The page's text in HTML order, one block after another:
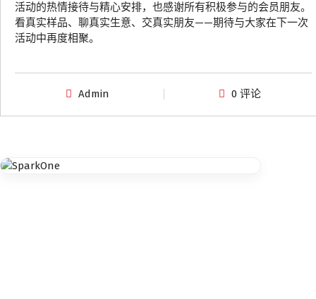
活动的热情接待与精心安排，也感谢所有积极参与的会员朋友。
看真实样品、聊真实生意、交真实朋友——期待与大家在下一次
活动中再度相聚。
Admin 0 评论